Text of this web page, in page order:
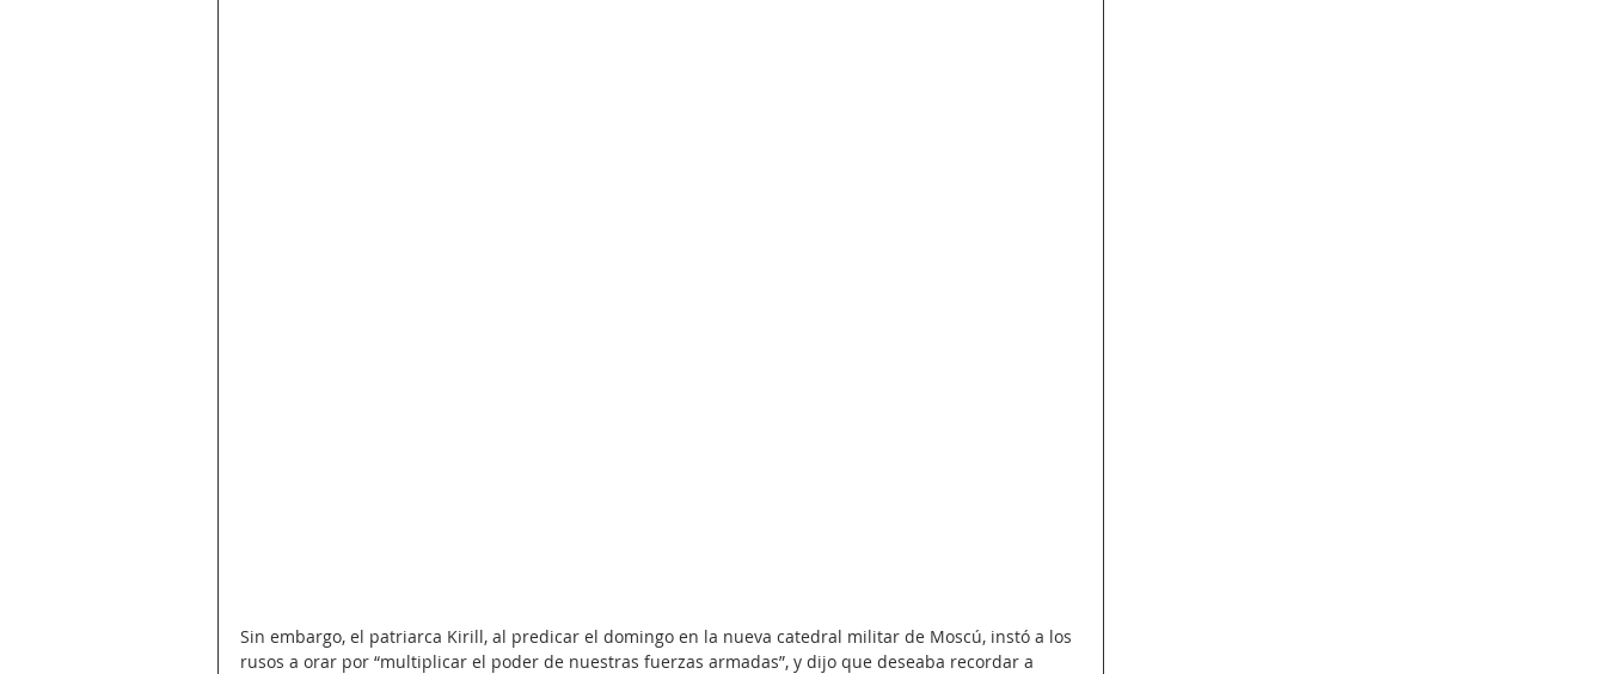
Sin embargo, el patriarca Kirill, al predicar el domingo en la nueva catedral militar de Moscú, instó a los
rusos a orar por “multiplicar el poder de nuestras fuerzas armadas”, y dijo que deseaba recordar a